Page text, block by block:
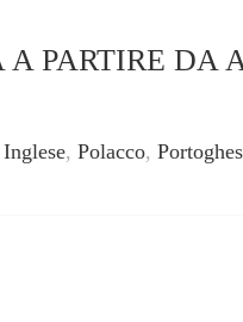
PARTIRE DA
Inglese, Polacco,